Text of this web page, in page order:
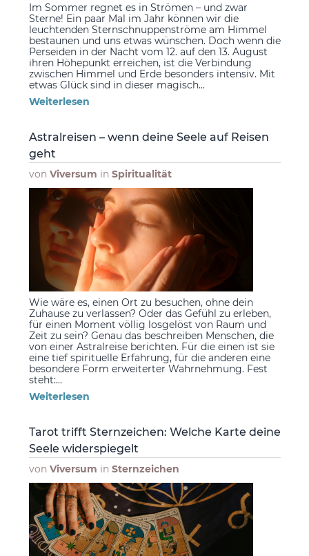
Im Sommer regnet es in Strömen – und zwar
Sterne! Ein paar Mal im Jahr können wir die
leuchtenden Sternschnuppenströme am Himmel
bestaunen und uns etwas wünschen. Doch wenn die
Perseiden in der Nacht vom 12. auf den 13. August
ihren Höhepunkt erreichen, ist die Verbindung
zwischen Himmel und Erde besonders intensiv. Mit
etwas Glück sind in dieser magisch...
Weiterlesen
Astralreisen – wenn deine Seele auf Reisen
geht
von Viversum in Spiritualität
Wie wäre es, einen Ort zu besuchen, ohne dein
Zuhause zu verlassen? Oder das Gefühl zu erleben,
für einen Moment völlig losgelöst von Raum und
Zeit zu sein? Genau das beschreiben Menschen, die
von einer Astralreise berichten. Für die einen ist sie
eine tief spirituelle Erfahrung, für die anderen eine
besondere Form erweiterter Wahrnehmung. Fest
steht:...
Weiterlesen
Tarot trifft Sternzeichen: Welche Karte deine
Seele widerspiegelt
von Viversum in Sternzeichen